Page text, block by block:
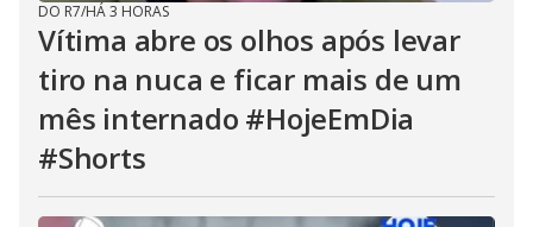
DO R7/HÁ 3 HORAS
Vítima abre os olhos após levar
tiro na nuca e ficar mais de um
mês internado #HojeEmDia
#Shorts